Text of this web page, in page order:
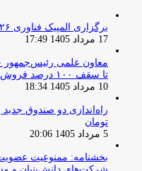
برگزاری المپیک فناوری ۲۰۲۶ مهرماه ۱۴۰۵ در پارک فناوری پردیس
17 مرداد 1405 17:49
معاون علمی رئیس‌جمهور
تا سقف ۱۰۰ درصد فروش دانش‌بنیان‌ها
10 مرداد 1405 18:34
راه‌اندازی دو صندوق جدید
تومان
5 مرداد 1405 20:06
بخشنامه: ممنوعیت
شرکت‌های دانش‌بنیان و